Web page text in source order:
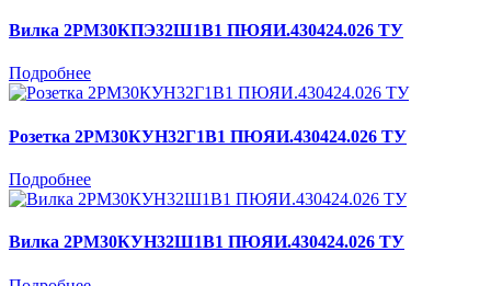
Вилка 2РМ30КПЭ32Ш1В1 ПЮЯИ.430424.026 ТУ
Подробнее
Розетка 2РМ30КУН32Г1В1 ПЮЯИ.430424.026 ТУ
Подробнее
Вилка 2РМ30КУН32Ш1В1 ПЮЯИ.430424.026 ТУ